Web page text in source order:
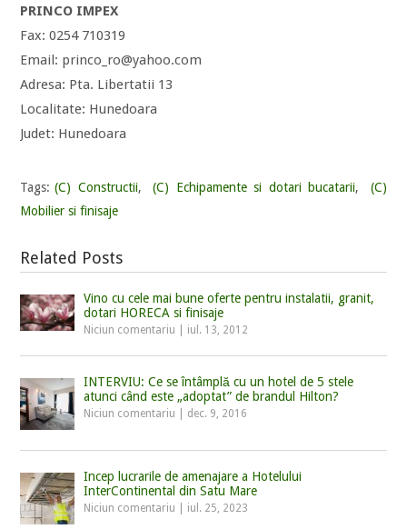
PRINCO IMPEX
Fax: 0254 710319
Email: princo_ro@yahoo.com
Adresa: Pta. Libertatii 13
Localitate: Hunedoara
Judet: Hunedoara
Tags: (C) Constructii, (C) Echipamente si dotari bucatarii,
(C)
Mobilier si finisaje
Related Posts
Vino cu cele mai bune oferte pentru instalatii, granit,
dotari HORECA si finisaje
Niciun comentariu iul. 13, 2012
INTERVIU: Ce se întâmplă cu un hotel de 5 stele
atunci când este „adoptat” de brandul Hilton?
Niciun comentariu dec. 9, 2016
Incep lucrarile de amenajare a Hotelului
InterContinental din Satu Mare
Niciun comentariu iul. 25, 2023